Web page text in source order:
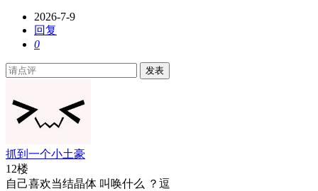
2026-7-9
回复
0
发表
抓到一个小土豪
12楼
自己喜欢当结晶体 叫唤什么 ？逗